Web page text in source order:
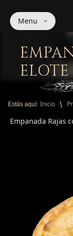
Menu
ELOTE
Estás aquí: Inicio
Empanada Rajas